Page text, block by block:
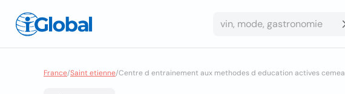
France/Saint etienne/Centre d entrainement aux methodes d education actives cemea